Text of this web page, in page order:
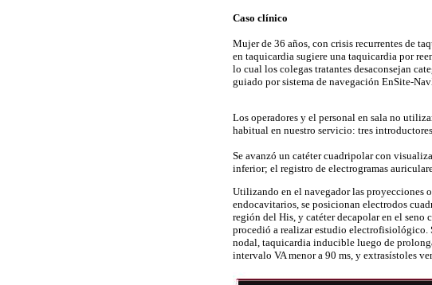
Caso clínico
Mujer de 36 años, con crisis recurrentes de
en taquicardia sugiere una taquicardia por
lo cual los colegas tratantes desaconsejan
guiado por sistema de navegación EnSite-
Los operadores y el personal en sala no
habitual en nuestro servicio: tres
Se avanzó un catétercuadripolarcon
inferior; el registro de electrogramas
Utilizando en el navegador las proyecciones
endocavitarios, se posicionan electrodos
región del His, y catéterdecapolaren el seno
procedió a realizar estudio electrofisiológico.
nodal, taquicardia inducible luego de
intervalo VA menor a 90 ms, y extrasístoles